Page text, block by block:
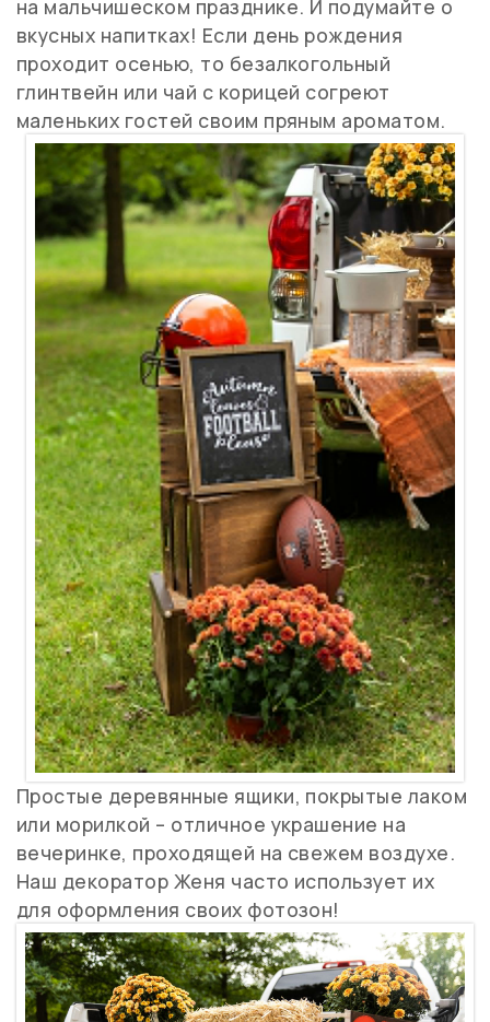
на мальчишеском празднике. И подумайте о
вкусных напитках! Если день рождения
проходит осенью, то безалкогольный
глинтвейн или чай с корицей согреют
маленьких гостей своим пряным ароматом.
Простые деревянные ящики, покрытые лаком
или морилкой – отличное украшение на
вечеринке, проходящей на свежем воздухе.
Наш декоратор Женя часто использует их
для оформления своих фотозон!